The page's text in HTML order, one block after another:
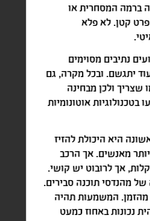
ברמה המסחרית או
פרט קטן. לא פלא
נתיבים מסוימים
יתגשם. ובכל מקרה, גם
שצריך ולכן מבחינה
אוטונומיות
היא היכולת להזיז
מאנשים. אך הרכב
אך לרובוט יש קושי.
של מהנדסי תוכנה סבירים.
לא יכול לצאת לכביש עם פתרונות רק ל- 99 אחוז מהזמן. המשמעות תהיה
נכונות באחוז כמעט